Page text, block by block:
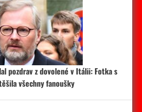
pozdrav z dovolené v Itálii: Fotka s
všechny fanoušky